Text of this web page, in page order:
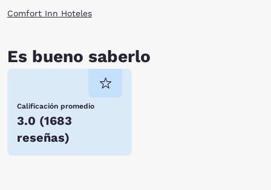
Comfort Inn Hoteles
Es bueno saberlo
Calificación promedio
3.0 (1683
reseñas)